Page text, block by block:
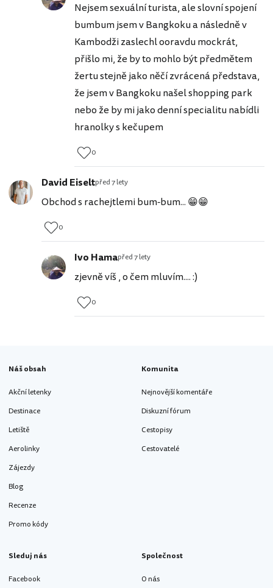
Nejsem sexuální turista, ale slovní spojení
bumbum jsem v Bangkoku a následně v
Kambodži zaslechl ooravdu mockrát,
přišlo mi, že by to mohlo být předmětem
žertu stejně jako něčí zvrácená představa,
že jsem v Bangkoku našel shopping park
nebo že by mi jako denní specialitu nabídli
hranolky s kečupem
0
David Eiseltpřed 7 lety
Obchod s rachejtlemi bum-bum... 😁😁
0
Ivo Hamapřed 7 lety
zjevně víš , o čem mluvím.... :)
0
Náš obsah
Akční letenky
Destinace
Letiště
Aerolinky
Zájezdy
Blog
Recenze
Promo kódy
Komunita
Nejnovější komentáře
Diskuzní fórum
Cestopisy
Cestovatelé
Sleduj nás
Facebook
Společnost
O nás